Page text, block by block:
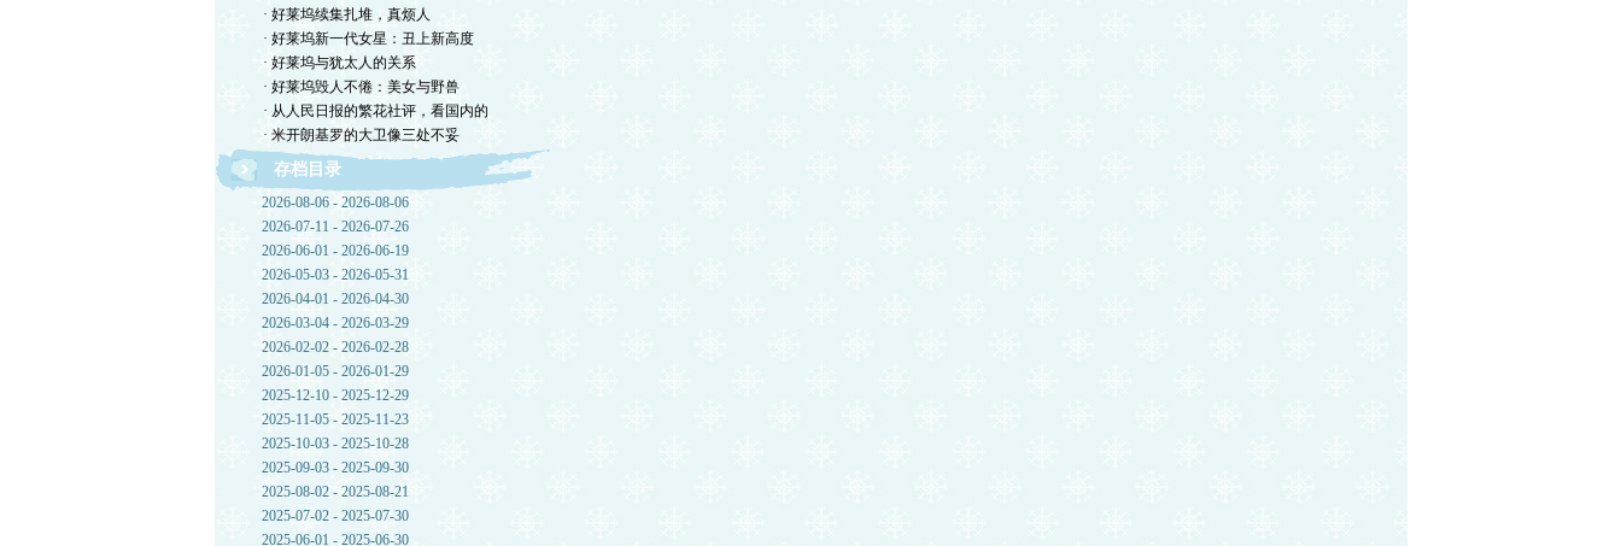
· 好莱坞续集扎堆，真烦人
· 好莱坞新一代女星：丑上新高度
· 好莱坞与犹太人的关系
· 好莱坞毁人不倦：美女与野兽
· 从人民日报的繁花社评，看国内的
· 米开朗基罗的大卫像三处不妥
存档目录
2026-08-06 - 2026-08-06
2026-07-11 - 2026-07-26
2026-06-01 - 2026-06-19
2026-05-03 - 2026-05-31
2026-04-01 - 2026-04-30
2026-03-04 - 2026-03-29
2026-02-02 - 2026-02-28
2026-01-05 - 2026-01-29
2025-12-10 - 2025-12-29
2025-11-05 - 2025-11-23
2025-10-03 - 2025-10-28
2025-09-03 - 2025-09-30
2025-08-02 - 2025-08-21
2025-07-02 - 2025-07-30
2025-06-01 - 2025-06-30